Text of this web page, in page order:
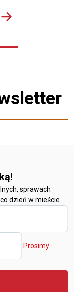
sprawach
dzień w mieście.
Prosimy